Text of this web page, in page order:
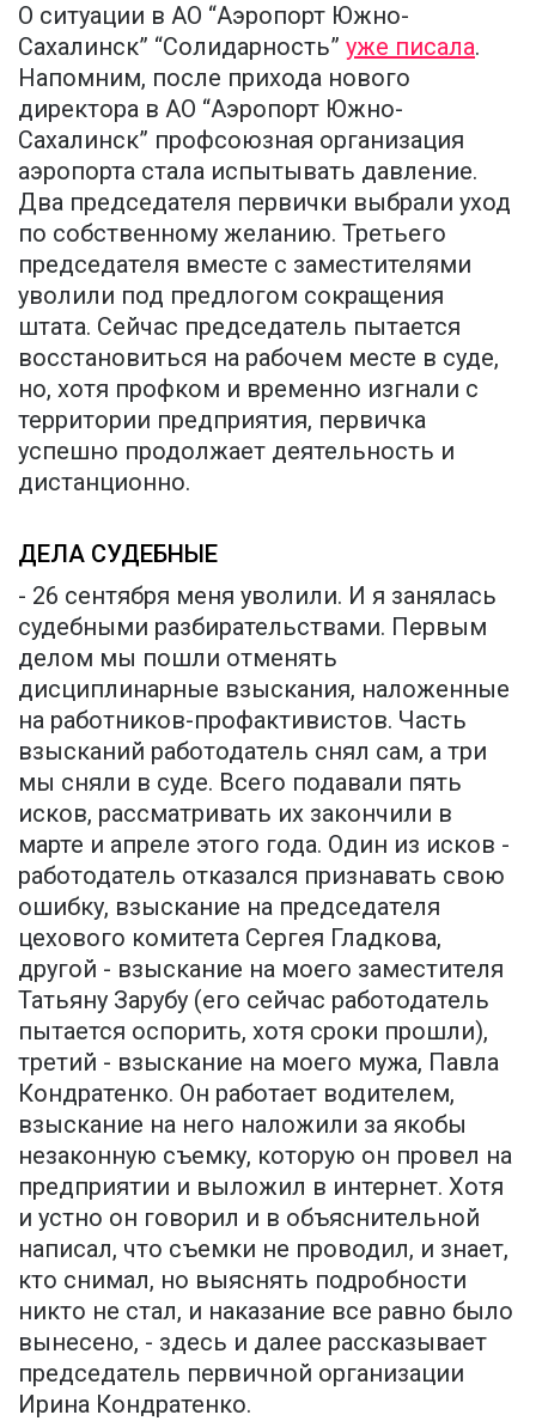
О ситуации в АО “Аэропорт Южно-
Сахалинск” “Солидарность” уже писала.
Напомним, после прихода нового
директора в АО “Аэропорт Южно-
Сахалинск” профсоюзная организация
аэропорта стала испытывать давление.
Два председателя первички выбрали уход
по собственному желанию. Третьего
председателя вместе с заместителями
уволили под предлогом сокращения
штата. Сейчас председатель пытается
восстановиться на рабочем месте в суде,
но, хотя профком и временно изгнали с
территории предприятия, первичка
успешно продолжает деятельность и
дистанционно.
ДЕЛА СУДЕБНЫЕ
- 26 сентября меня уволили. И я занялась
судебными разбирательствами. Первым
делом мы пошли отменять
дисциплинарные взыскания, наложенные
на работников-профактивистов. Часть
взысканий работодатель снял сам, а три
мы сняли в суде. Всего подавали пять
исков, рассматривать их закончили в
марте и апреле этого года. Один из исков -
работодатель отказался признавать свою
ошибку, взыскание на председателя
цехового комитета Сергея Гладкова,
другой - взыскание на моего заместителя
Татьяну Зарубу (его сейчас работодатель
пытается оспорить, хотя сроки прошли),
третий - взыскание на моего мужа, Павла
Кондратенко. Он работает водителем,
взыскание на него наложили за якобы
незаконную съемку, которую он провел на
предприятии и выложил в интернет. Хотя
и устно он говорил и в объяснительной
написал, что съемки не проводил, и знает,
кто снимал, но выяснять подробности
никто не стал, и наказание все равно было
вынесено, - здесь и далее рассказывает
председатель первичной организации
Ирина Кондратенко.